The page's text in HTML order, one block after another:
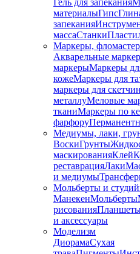
Гель для запекания
материалыГипс
запекания
массаСтанки
Маркеры,
Акварельные
маркерыМаркеры
кожеМаркеры для
маркеры для
металлуМеловые
тканиМаркеры по
фарфору
Медиумы, лаки,
ВоскиГрунты
маскированияКлей
реставрацияЛаки
и медиумы
Мольберты и
МанекенМольберты
рисования
и аксессуары
Моделизм
ДиорамаСухая